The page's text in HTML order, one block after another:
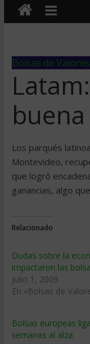
Bolsas de Valores
Los parqués
Montevideo,
que logró
ganancias, algo
Relacionado
Dudas sobre la
impactaron las
julio 1, 2009
En «Bolsas de
Bolsas europeas
semanas al alza